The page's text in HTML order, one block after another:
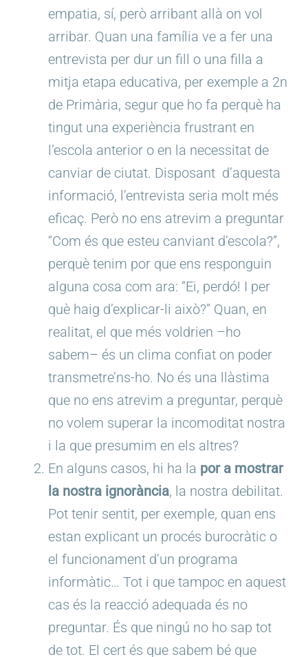
empatia, sí, però arribant allà on vol
arribar. Quan una família ve a fer una
entrevista per dur un fill o una filla a
mitja etapa educativa, per exemple a 2n
de Primària, segur que ho fa perquè ha
tingut una experiència frustrant en
l’escola anterior o en la necessitat de
canviar de ciutat. Disposant d’aquesta
informació, l’entrevista seria molt més
eficaç. Però no ens atrevim a preguntar
“Com és que esteu canviant d’escola?”,
perquè tenim por que ens responguin
alguna cosa com ara: “Ei, perdó! I per
què haig d’explicar-li això?” Quan, en
realitat, el que més voldrien –ho
sabem– és un clima confiat on poder
transmetre’ns-ho. No és una llàstima
que no ens atrevim a preguntar, perquè
no volem superar la incomoditat nostra
i la que presumim en els altres?
En alguns casos, hi ha la por a mostrar
la nostra ignorància, la nostra debilitat.
Pot tenir sentit, per exemple, quan ens
estan explicant un procés burocràtic o
el funcionament d’un programa
informàtic… Tot i que tampoc en aquest
cas és la reacció adequada és no
preguntar. És que ningú no ho sap tot
de tot. El cert és que sabem bé que